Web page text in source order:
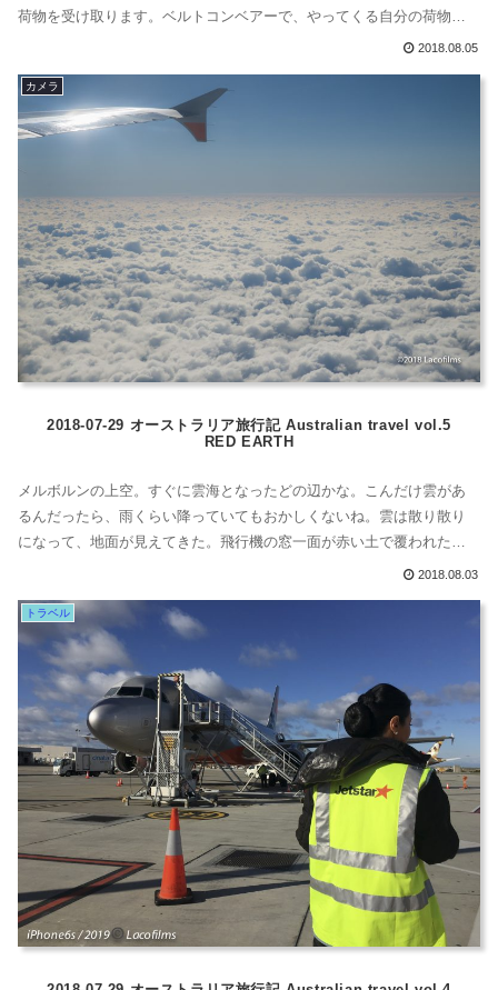
荷物を受け取ります。ベルトコンベアーで、やってくる自分の荷物。
荷物。。。ありませんでした。私の荷物がありませんでした。。。つ
あるよねー」で終わる話さ。現地の日本人スタッフが声をかけてくれ
た。ワーキングホ...
2018.08.05
カメラ
2018-07-29 オーストラリア旅行記 Australian travel vol.5
RED EARTH
メルボルンの上空。すぐに雲海となったどの辺かな。こんだけ雲があ
るんだったら、雨くらい降っていてもおかしくないね。雲は散り散り
になって、地面が見えてきた。飛行機の窓一面が赤い土で覆われた大
地で埋め尽くしている。20年ほど前に留学していた時はNEW SOUTH
RED EARTHという名前のコスメを発見した。ああ、Australiaだな...
2018.08.03
トラベル